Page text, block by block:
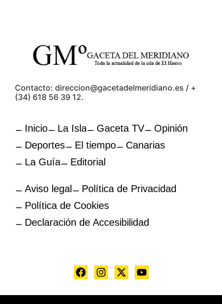
Contacto: direccion@gacetadelmeridiano.es / +
(34) 618 56 39 12.
Inicio La Isla Gaceta TV
Opinión
Deportes
El tiempo
Canarias
La Guía
Editorial
Aviso legal
Política de Privacidad
Política de Cookies
Declaración de Accesibilidad